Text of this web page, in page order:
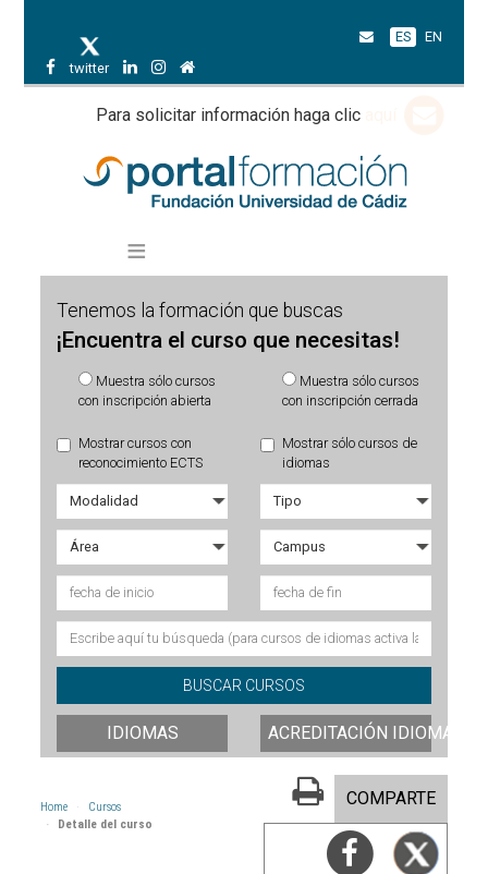
twitter
ES EN
Para solicitar información haga clic
Tenemos la formación que buscas
¡Encuentra el curso que necesitas!
Muestra sólo cursos
con inscripción abierta
Muestra sólo cursos
con inscripción cerrada
Mostrar cursos con
reconocimiento ECTS
Mostrar sólo cursos de
idiomas
IDIOMAS ACREDITACIÓN IDIOMAS
Home
Cursos
Detalle del curso
COMPARTE